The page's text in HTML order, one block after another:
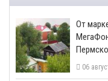
От
06